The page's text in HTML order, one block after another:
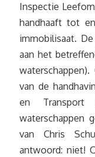
Inspectie
handhaaft tot
immobilisaat.
aan het
van de
en
waterschappen
van Chris
antwoord: niet!